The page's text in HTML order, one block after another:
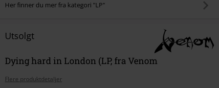
Her finner du mer fra kategori "LP"
Utsolgt
Dying hard in London (LP, fra Venom
Flere produktdetaljer